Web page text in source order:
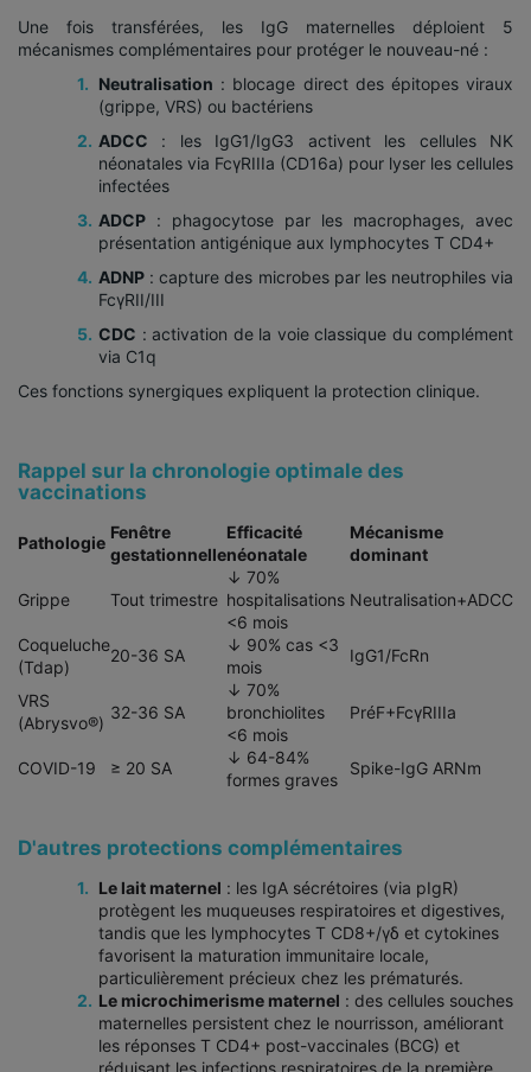
Une fois transférées, les IgG maternelles déploient 5
mécanismes complémentaires pour protéger le nouveau-né :
Neutralisation : blocage direct des épitopes viraux
(grippe, VRS) ou bactériens
ADCC : les IgG1/IgG3 activent les cellules NK
néonatales via FcγRIIIa (CD16a) pour lyser les cellules
infectées
ADCP : phagocytose par les macrophages, avec
présentation antigénique aux lymphocytes T CD4+
ADNP : capture des microbes par les neutrophiles via
FcγRII/III
CDC : activation de la voie classique du complément
via C1q
Ces fonctions synergiques expliquent la protection clinique.
Rappel sur la chronologie optimale des
vaccinations
Pathologie
Fenêtre
gestationnelle
Efficacité
néonatale
Mécanisme
dominant
Grippe Tout trimestre
↓ 70%
hospitalisations
<6 mois
Neutralisation+ADCC
Coqueluche
(Tdap)
20-36 SA
↓ 90% cas <3
mois
IgG1/FcRn
VRS
(Abrysvo®)
32-36 SA
↓ 70%
bronchiolites
<6 mois
PréF+FcγRIIIa
COVID-19 ≥ 20 SA
↓ 64-84%
formes graves
Spike-IgG ARNm
D'autres protections complémentaires
Le lait maternel : les IgA sécrétoires (via pIgR)
protègent les muqueuses respiratoires et digestives,
tandis que les lymphocytes T CD8+/γδ et cytokines
favorisent la maturation immunitaire locale,
particulièrement précieux chez les prématurés.
Le microchimerisme maternel : des cellules souches
maternelles persistent chez le nourrisson, améliorant
les réponses T CD4+ post-vaccinales (BCG) et
réduisant les infections respiratoires de la première